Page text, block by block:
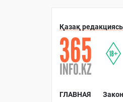
Қазақ
ГЛАВНАЯ